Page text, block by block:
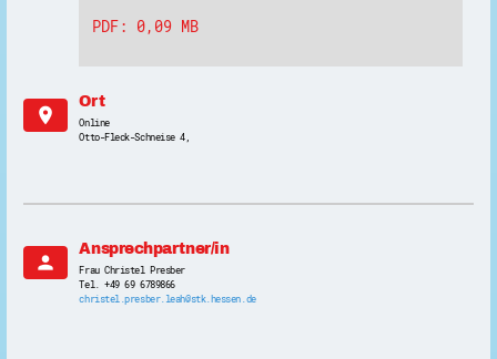
PDF: 0,09 MB
location_on
Ort
Online
Otto-Fleck-Schneise 4,
person
Ansprechpartner/in
Frau Christel Presber
Tel. +49 69 6789866
christel.presber.leah@stk.hessen.de